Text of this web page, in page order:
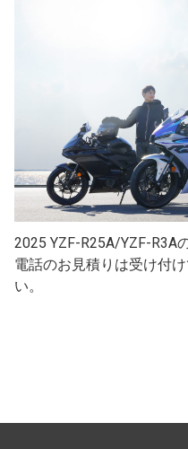
2025 YZF-R25A/YZF-R3A
電話のお見積りは受け付
い。